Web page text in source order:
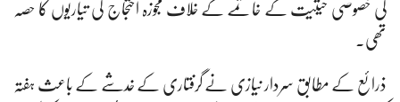
کی خصوصی حیثیت کے خاتمے کے خلاف مجوزہ احتجاج کی تیاریوں کا حصہ
تھی۔
ذرائع کے مطابق سردار نیازی نے گرفتاری کے خدشے کے باعث ہفتہ